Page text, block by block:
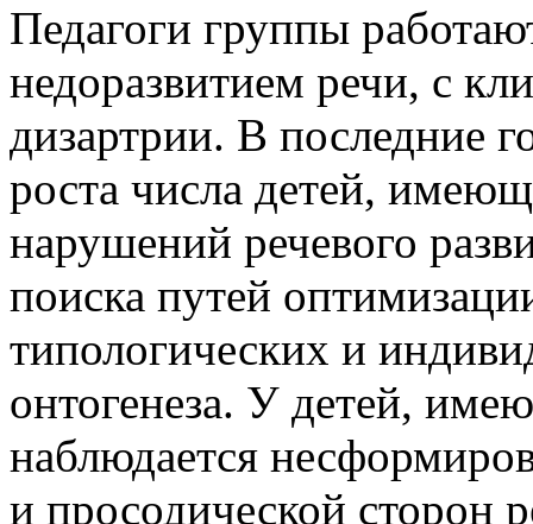
Педагоги группы
недоразвитием речи, с
дизартрии. В последние
роста числа детей,
нарушений речевого
поиска путей
типологических и
онтогенеза. У детей,
наблюдается
и просодической сторон